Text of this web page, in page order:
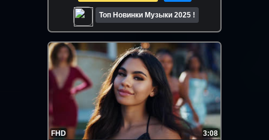
Топ Новинки Музыки 2025 !
FHD 3:08